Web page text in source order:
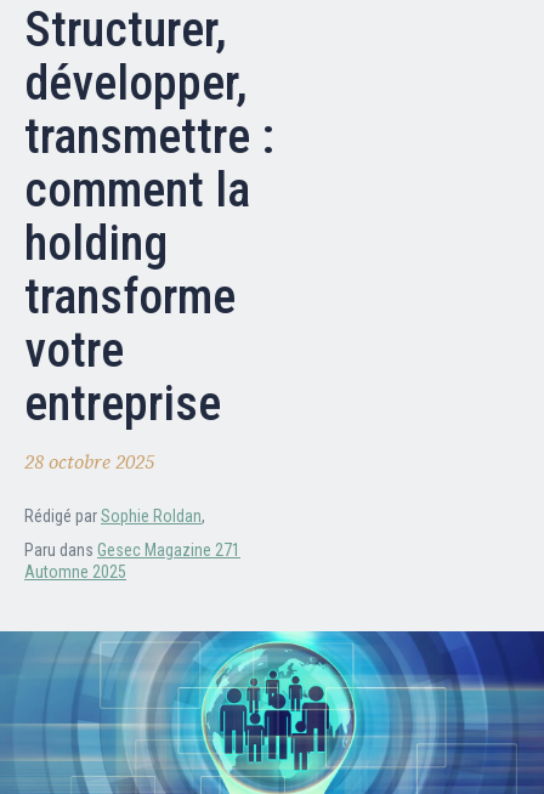
Nos adhérents
Carte du réseau
Nos partenaires
Clients professionnels
Blog
Structurer,
développer,
transmettre :
comment la
holding
transforme
votre
entreprise
28 octobre 2025
Rédigé parSophie Roldan,
Paru dans Gesec Magazine 271
Automne 2025